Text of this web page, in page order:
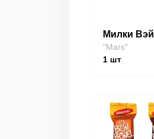
Милки Вэй
"Mars"
1 шт